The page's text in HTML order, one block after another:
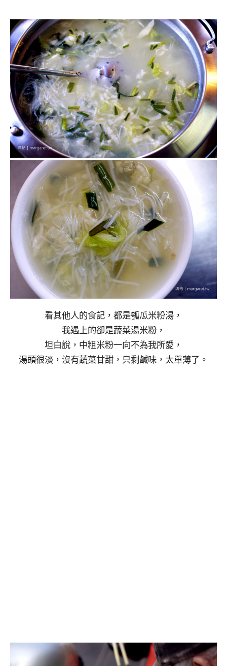
看其他人的食記，都是瓠瓜米粉湯，
我遇上的卻是蔬菜湯米粉，
坦白說，中粗米粉一向不為我所愛，
湯頭很淡，沒有蔬菜甘甜，只剩鹹味，太單薄了。